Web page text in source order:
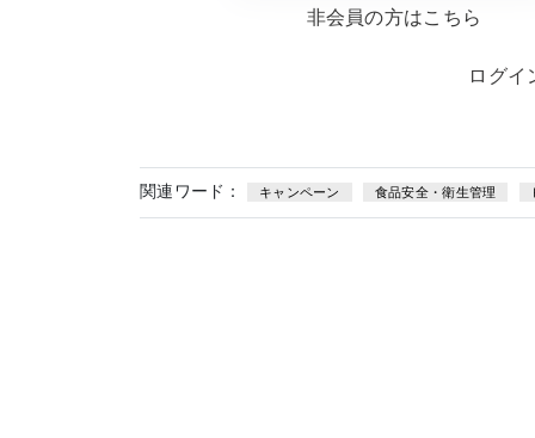
非会員の方はこちら
ログイ
関連ワード： キャンペーン 食品安全・衛生管理